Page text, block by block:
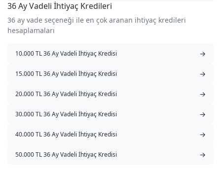
36 Ay Vadeli İhtiyaç Kredileri
36 ay vade seçeneği ile en çok aranan ihtiyaç kredileri
hesaplamaları
10.000 TL 36 Ay Vadeli İhtiyaç Kredisi →
15.000 TL 36 Ay Vadeli İhtiyaç Kredisi →
20.000 TL 36 Ay Vadeli İhtiyaç Kredisi →
30.000 TL 36 Ay Vadeli İhtiyaç Kredisi →
40.000 TL 36 Ay Vadeli İhtiyaç Kredisi →
50.000 TL 36 Ay Vadeli İhtiyaç Kredisi →